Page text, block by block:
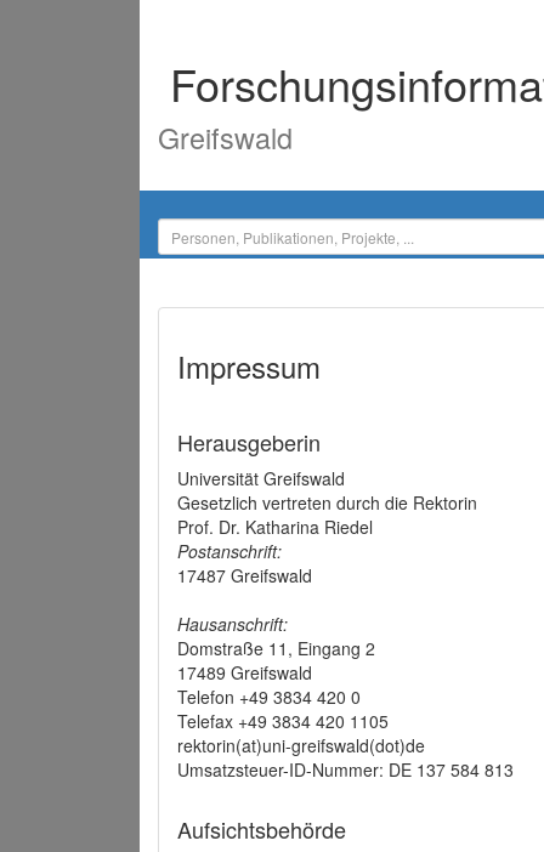
Greifswald
Impressum
Herausgeberin
Universität Greifswald
Gesetzlich vertreten durch die Rektorin
Prof. Dr. Katharina Riedel
Postanschrift:
17487 Greifswald
Hausanschrift:
Domstraße 11, Eingang 2
17489 Greifswald
Telefon +49 3834 420 0
Telefax +49 3834 420 1105
rektorin(at)uni-greifswald(dot)de
Umsatzsteuer-ID-Nummer: DE 137 584 813
Aufsichtsbehörde